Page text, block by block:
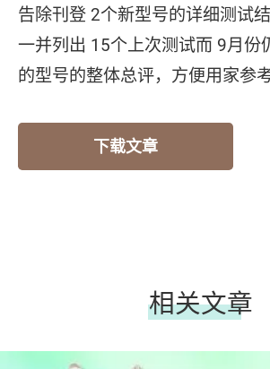
告除刊登 2个新型号的详细测试
一并列出 15个上次测试而 9月份
的型号的整体总评，方便用家参考
下载文章
相关文章